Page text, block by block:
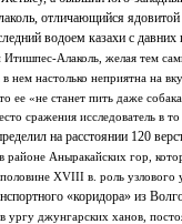
отличающийся ядовитой
водоем казахи с давних
Итишпес-Алаколь, желая тем
нем настолько неприятна на
ее «не станет пить даже
сражения исследователь в
на расстоянии 120
районе Аныракайских гор,
XVIII в. роль узлового
«коридора» из
ургу джунгарских ханов,